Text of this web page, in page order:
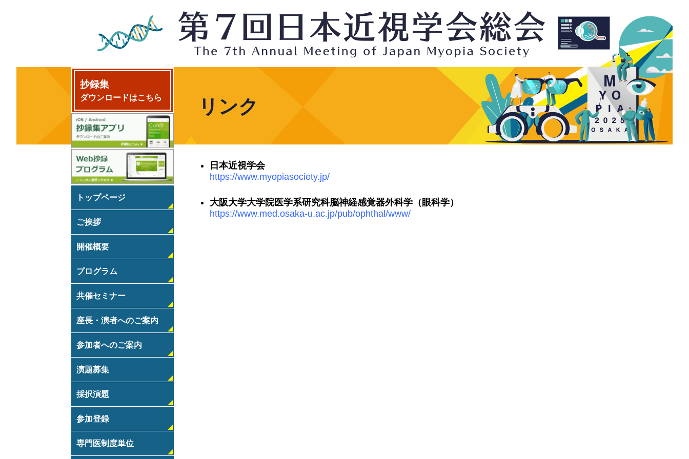
抄録集
ダウンロードはこちら
トップページ
ご挨拶
開催概要
プログラム
共催セミナー
座長・演者へのご案内
参加者へのご案内
演題募集
採択演題
参加登録
専門医制度単位
リンク
日本近視学会
https://www.myopiasociety.jp/
大阪大学大学院医学系研究科脳神経感覚器外科学（眼科学）
https://www.med.osaka-u.ac.jp/pub/ophthal/www/